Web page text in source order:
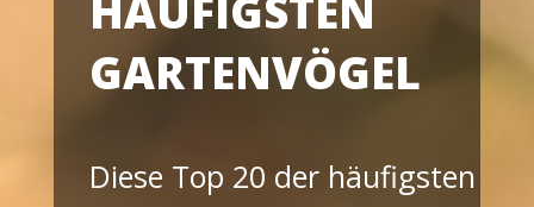
GARTENVÖGEL
Diese Top 20 der häufigsten